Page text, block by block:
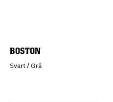
BOSTON
Svart / Grå